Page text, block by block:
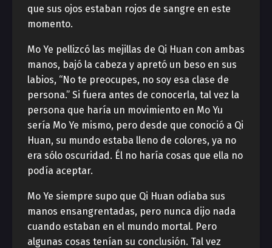
que sus ojos estaban rojos de sangre en este
momento.
Mo Ye pellizcó las mejillas de Qi Huan con ambas
manos, bajó la cabeza y apretó un beso en sus
labios, “No te preocupes, no soy esa clase de
persona.” Si fuera antes de conocerla, tal vez la
persona que haría un movimiento en Mo Yu
sería Mo Ye mismo, pero desde que conoció a Qi
Huan, su mundo estaba lleno de colores, ya no
era sólo oscuridad. Él no haría cosas que ella no
podía aceptar.
Mo Ye siempre supo que Qi Huan odiaba sus
manos ensangrentadas, pero nunca dijo nada
cuando estaban en el mundo mortal. Pero
algunas cosas tenían su conclusión. Tal vez